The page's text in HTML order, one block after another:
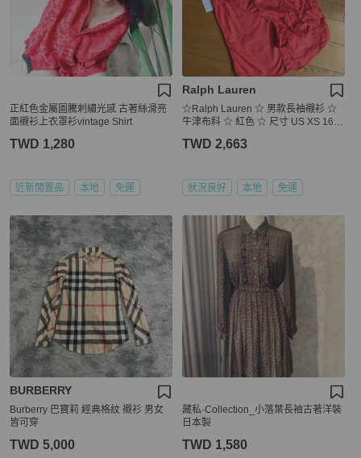
正紅色金屬圖騰刺繡光感 古著絲滑亮
面襯衫上衣罩衫vintage Shirt
TWD 1,280
近新閒置品 本地 免運
Ralph Lauren
☆Ralph Lauren ☆ 男款長袖襯衫 ☆
牛津布料 ☆ 紅色 ☆ 尺寸 US XS 165/
TWD 2,663
狀況良好 本地 免運
BURBERRY
Burberry 巴寶莉 經典格紋 襯衫 男女
皆可穿
TWD 5,000
藏私·Collection_小落葉長袖古著洋裝
日本製
TWD 1,580